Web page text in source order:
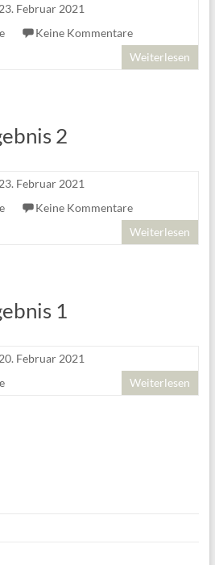
23. Februar 2021
Keine Kommentare
Weiterlesen
2
23. Februar 2021
Keine Kommentare
Weiterlesen
1
20. Februar 2021
Weiterlesen